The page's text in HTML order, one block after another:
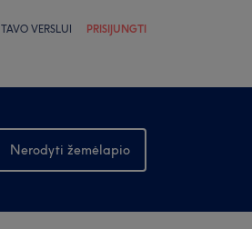
TAVO VERSLUI PRISIJUNGTI
Nerodyti žemėlapio
Rodyti žemėlapį